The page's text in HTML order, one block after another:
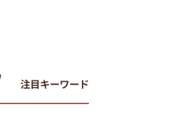
注目キーワード